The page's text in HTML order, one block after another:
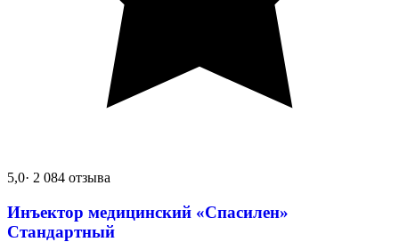
5,0· 2 084 отзыва
Инъектор медицинский «Спасилен»
Стандартный